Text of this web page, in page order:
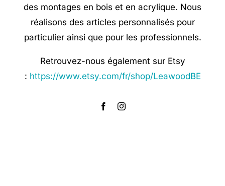
des montages en bois et en acrylique. Nous
réalisons des articles personnalisés pour
particulier ainsi que pour les professionnels.
Retrouvez-nous également sur Etsy
: https://www.etsy.com/fr/shop/LeawoodBE